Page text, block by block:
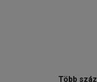
Több száz